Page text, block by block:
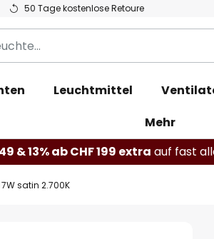
50 Tage kostenlose Retoure
Leuchtmittel
Mehr
& 13% ab CHF 199 extra auf fast
7W satin 2.700K